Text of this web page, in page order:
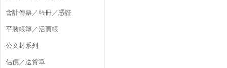
會計傳票／帳冊／憑證
平裝帳簿／活頁帳
公文封系列
估價／送貨單